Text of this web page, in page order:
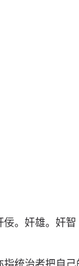
。奸雄。奸
统治者把自己